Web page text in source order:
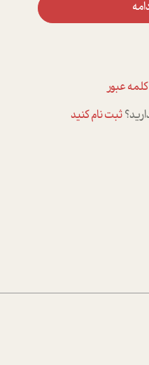
کلمه عبور
ثبت نام کنید